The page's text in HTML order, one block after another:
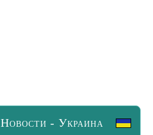
Новости - Украина